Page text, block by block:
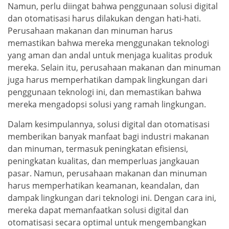
Namun, perlu diingat bahwa penggunaan solusi digital
dan otomatisasi harus dilakukan dengan hati-hati.
Perusahaan makanan dan minuman harus
memastikan bahwa mereka menggunakan teknologi
yang aman dan andal untuk menjaga kualitas produk
mereka. Selain itu, perusahaan makanan dan minuman
juga harus memperhatikan dampak lingkungan dari
penggunaan teknologi ini, dan memastikan bahwa
mereka mengadopsi solusi yang ramah lingkungan.
Dalam kesimpulannya, solusi digital dan otomatisasi
memberikan banyak manfaat bagi industri makanan
dan minuman, termasuk peningkatan efisiensi,
peningkatan kualitas, dan memperluas jangkauan
pasar. Namun, perusahaan makanan dan minuman
harus memperhatikan keamanan, keandalan, dan
dampak lingkungan dari teknologi ini. Dengan cara ini,
mereka dapat memanfaatkan solusi digital dan
otomatisasi secara optimal untuk mengembangkan